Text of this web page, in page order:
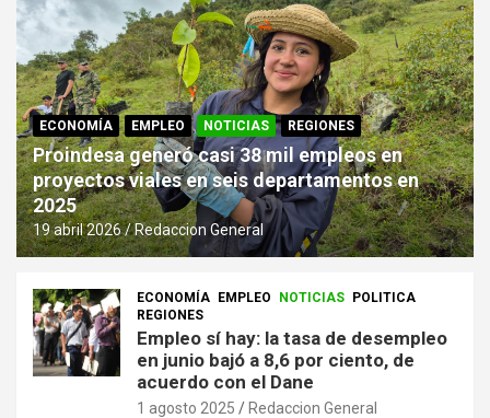
ECONOMÍA EMPLEO NOTICIAS REGIONES
Proindesa generó casi 38 mil empleos en
proyectos viales en seis departamentos en
2025
19 abril 2026 Redaccion General
ECONOMÍA EMPLEO NOTICIAS
POLITICA
REGIONES
Empleo sí hay: la tasa de desempleo
en junio bajó a 8,6 por ciento, de
acuerdo con el Dane
1 agosto 2025 Redaccion General